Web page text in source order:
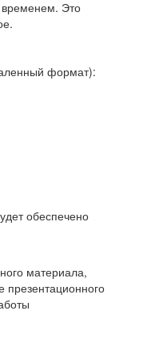
временем. Это
формат):
обеспечено
материала,